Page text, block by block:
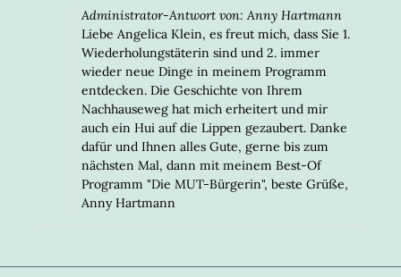
Administrator-Antwort von: Anny Hartmann
Liebe Angelica Klein, es freut mich, dass Sie 1.
Wiederholungstäterin sind und 2. immer
wieder neue Dinge in meinem Programm
entdecken. Die Geschichte von Ihrem
Nachhauseweg hat mich erheitert und mir
auch ein Hui auf die Lippen gezaubert. Danke
dafür und Ihnen alles Gute, gerne bis zum
nächsten Mal, dann mit meinem Best-Of
Programm "Die MUT-Bürgerin", beste Grüße,
Anny Hartmann